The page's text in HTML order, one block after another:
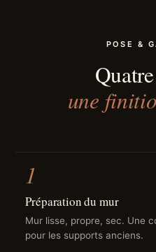
POSE &
une
1
Préparation du mur
Mur lisse, propre, sec. Une
pour les supports anciens.